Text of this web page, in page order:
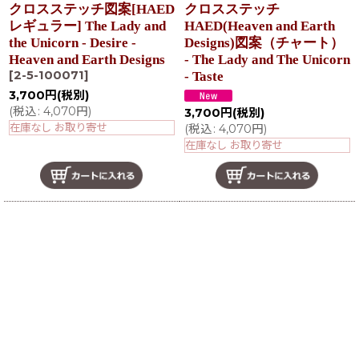
クロスステッチ図案[HAED
レギュラー] The Lady and
the Unicorn - Desire -
Heaven and Earth Designs
[2-5-100071]
3,700 円 (税別)
(税込: 4,070円)
在庫なし お取り寄せ
クロスステッチ
HAED(Heaven and Earth
Designs)図案（チャート）
- The Lady and The Unicorn
- Taste
3,700 円 (税別)
(税込: 4,070円)
在庫なし お取り寄せ